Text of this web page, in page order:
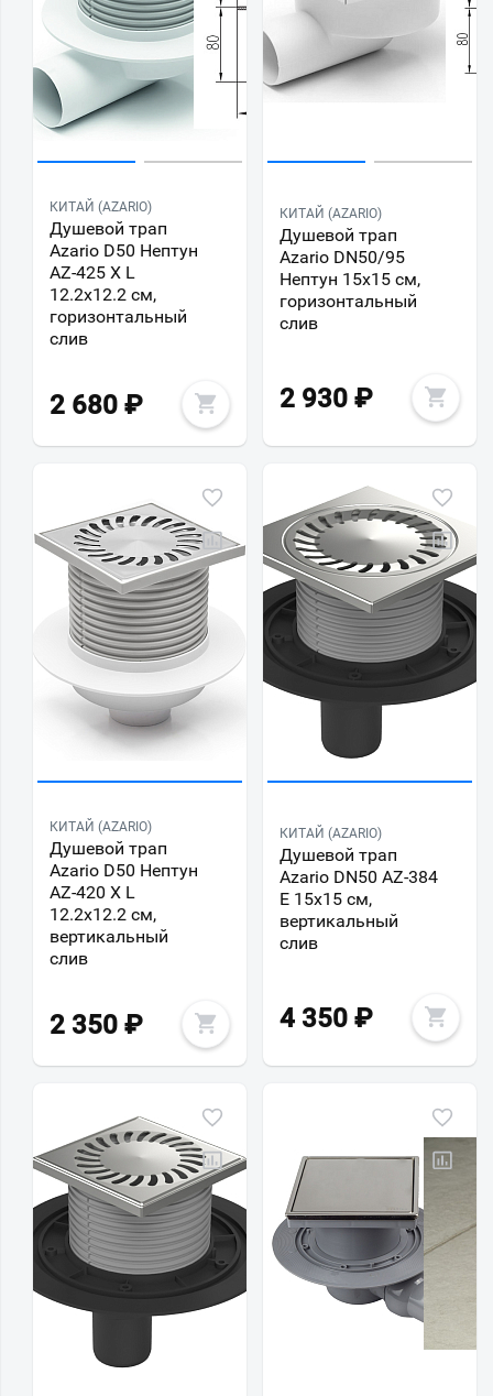
КИТАЙ (AZARIO)
Душевой трап
Azario D50 Нептун
AZ-425 X L
12.2х12.2 см,
горизонтальный
слив
2 680 ₽
КИТАЙ (AZARIO)
Душевой трап
Azario DN50/95
Нептун 15х15 см,
горизонтальный
слив
2 930 ₽
КИТАЙ (AZARIO)
Душевой трап
Azario D50 Нептун
AZ-420 X L
12.2х12.2 см,
вертикальный
слив
2 350 ₽
КИТАЙ (AZARIO)
Душевой трап
Azario DN50 AZ-384
E 15х15 см,
вертикальный
слив
4 350 ₽